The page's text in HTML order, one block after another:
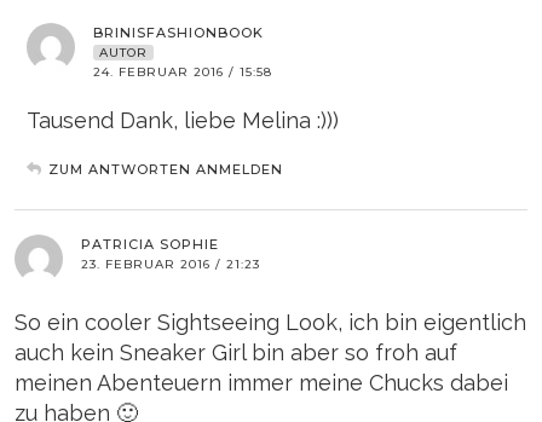
BRINISFASHIONBOOK
AUTOR
24. FEBRUAR 2016 / 15:58
Tausend Dank, liebe Melina :)))
ZUM ANTWORTEN ANMELDEN
PATRICIA SOPHIE
23. FEBRUAR 2016 / 21:23
So ein cooler Sightseeing Look, ich bin eigentlich
auch kein Sneaker Girl bin aber so froh auf
meinen Abenteuern immer meine Chucks dabei
zu haben 🙂